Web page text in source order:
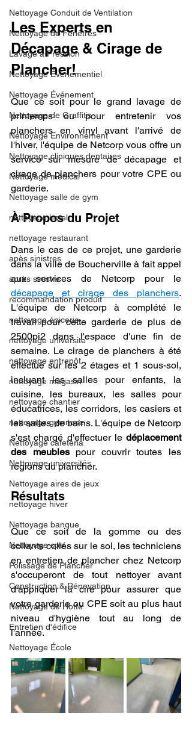
Nettoyage Conduit de Ventilation
Nettoyage de Fenêtres
Lavage à Pression
Nettoyage Évènementiel
Nettoyage Événement
Nettoyage de Graffitis
Nettoyage Environnement
Nettoyage cliniques dentaires
Nettoyage médical
Nettoyage salle de gym
nettoyage hotel
nettoyage restaurant
apès sinistres
après sinistre
recommandation produit
nettoyage épicerie
nettoyage universite
nettoyage entrepôt
nettoyage magasin
nettoyage chantier
nettoyage gymnase
Nettoyage cafeteria
Nettoyage universités
Nettoyage aires de jeux
nettoyage hiver
Nettoyage banque
Nettoyage cpe
Polissage de Plancher
Construction & Rénovation
Nettoyage de Hotte
Entretien d'édifice
Nettoyage École
Les Experts en
Décapage & Cirage de
Plancher!
Que ce soit pour le grand lavage de
printemps ou pour entretenir vos
planchers en vinyl avant l'arrivé de
l'hiver, l'équipe de Netcorp vous offre un
service sur mesure de décapage et
cirage de planchers pour votre CPE ou
garderie.
À Propos du Projet
Dans le cas de ce projet, une garderie
dans la ville de Boucherville à fait appel
décapage et cirage des planchers.
L'équipe de Netcorp à complété le
travail pour cette garderie de plus de
2500pi2 dans l'espace d'une fin de
semaine. Le cirage de planchers à été
effectué sur les 2 étages et 1 sous-sol,
incluant les salles pour enfants, la
cuisine, les bureaux, les salles pour
éducatrices, les corridors, les casiers et
les salles de bains. L'équipe de Netcorp
s'est chargé d'effectuer le déplacement
des meubles pour couvrir toutes les
régions du plancher.
Résultats
Que ce soit de la gomme ou des
collants collés sur le sol, les techniciens
en entretien de plancher chez Netcorp
s'occuperont de tout nettoyer avant
d'appliquer la cire pour assurer que
votre garderie ou CPE soit au plus haut
niveau d'hygiène tout au long de
l'année.